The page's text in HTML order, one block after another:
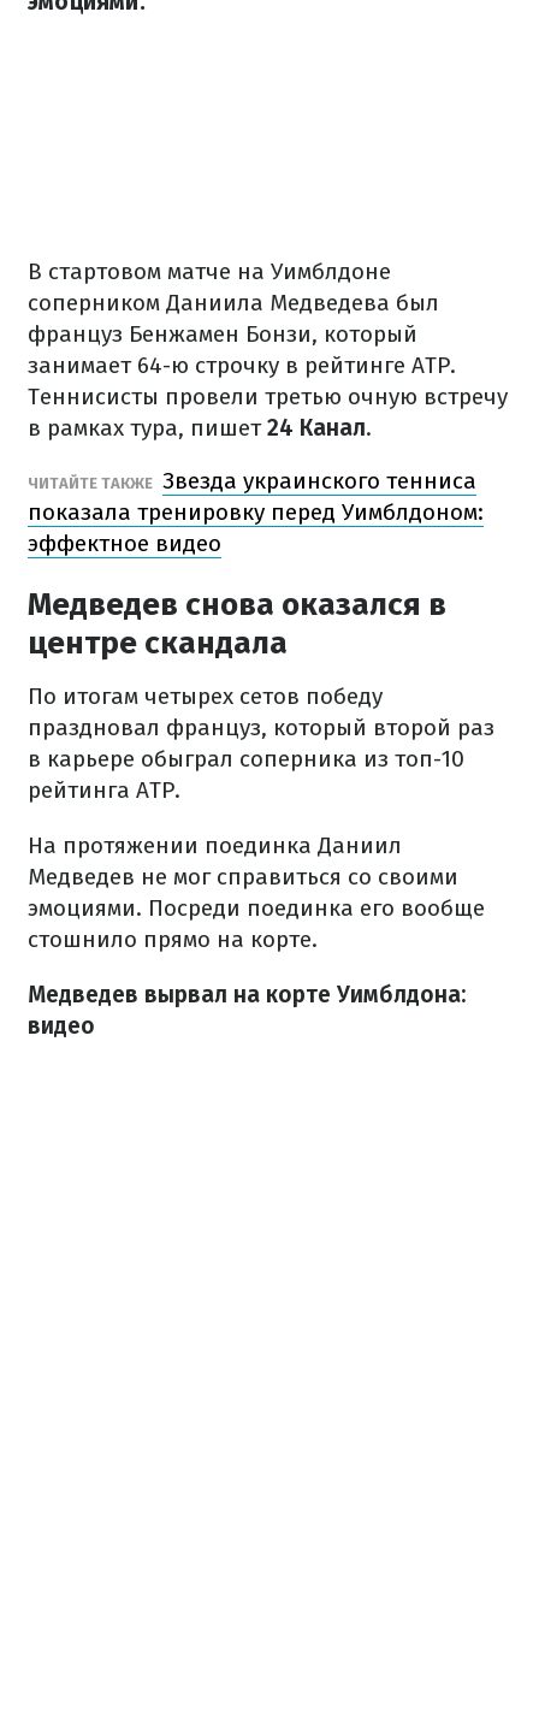
В стартовом матче на Уимблдоне
соперником Даниила Медведева был
француз Бенжамен Бонзи, который
занимает 64-ю строчку в рейтинге ATP.
Теннисисты провели третью очную встречу
в рамках тура, пишет24 Канал.
ЧИТАЙТЕ ТАКЖЕ Звезда украинского тенниса
показала тренировку перед Уимблдоном:
эффектное видео
Медведев снова оказался в
центре скандала
По итогам четырех сетов победу
праздновал француз, который второй раз
в карьере обыграл соперника из топ-10
рейтинга АТР.
На протяжении поединка Даниил
Медведев не мог справиться со своими
эмоциями. Посреди поединка его вообще
стошнило прямо на корте.
Медведев вырвал на корте Уимблдона:
видео